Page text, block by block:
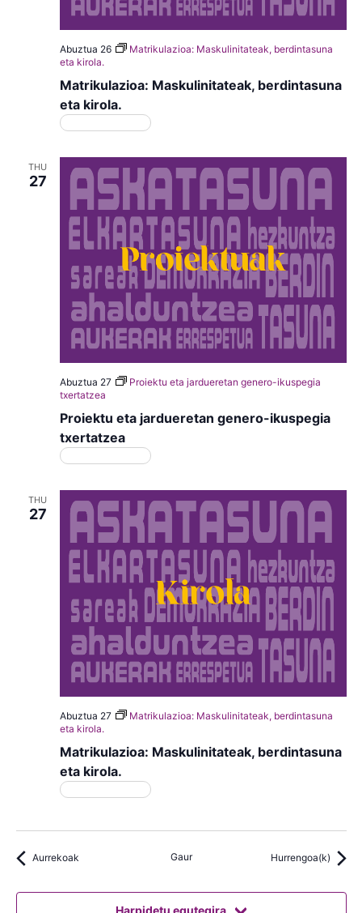
Matrikulazioa: Maskulinitateak, berdintasuna
eta kirola.
Abuztua 26
Matrikulazioa: Maskulinitateak, berdintasuna
eta kirola.
THU
27
Proiektu eta jardueretan genero-ikuspegia
txertatzea
Abuztua 27
Proiektu eta jardueretan genero-ikuspegia
txertatzea
THU
27
Matrikulazioa: Maskulinitateak, berdintasuna
eta kirola.
Abuztua 27
Matrikulazioa: Maskulinitateak, berdintasuna
eta kirola.
Aurrekoak Gaur Hurrengoa(k)
Harpidetu egutegira